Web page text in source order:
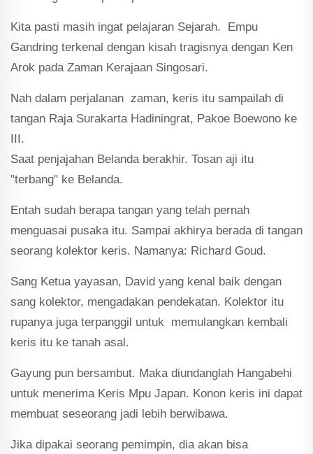
Kita pasti masih ingat pelajaran Sejarah. Empu
Gandring terkenal dengan kisah tragisnya dengan Ken
Arok pada Zaman Kerajaan Singosari.
Nah dalam perjalanan zaman, keris itu sampailah di
tangan Raja Surakarta Hadiningrat, Pakoe Boewono ke
III.
Saat penjajahan Belanda berakhir. Tosan aji itu
"terbang" ke Belanda.
Entah sudah berapa tangan yang telah pernah
menguasai pusaka itu. Sampai akhirya berada di tangan
seorang kolektor keris. Namanya: Richard Goud.
Sang Ketua yayasan, David yang kenal baik dengan
sang kolektor, mengadakan pendekatan. Kolektor itu
rupanya juga terpanggil untuk memulangkan kembali
keris itu ke tanah asal.
Gayung pun bersambut. Maka diundanglah Hangabehi
untuk menerima Keris Mpu Japan. Konon keris ini dapat
membuat seseorang jadi lebih berwibawa.
Jika dipakai seorang pemimpin, dia akan bisa